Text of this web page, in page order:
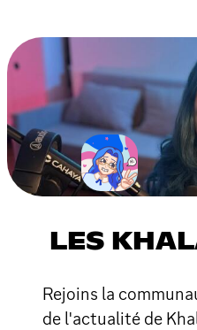
LES
Rejoins la
de l'actualité de